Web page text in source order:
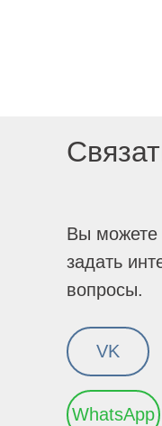
Вы можете
задать
вопросы.
VK
WhatsApp